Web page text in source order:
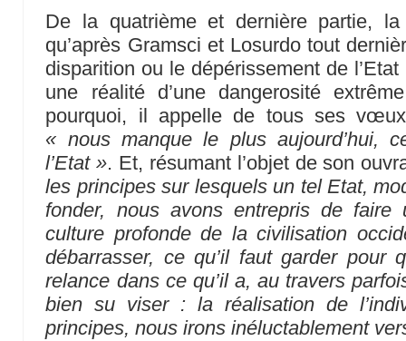
De la quatrième et dernière partie,
qu’après Gramsci et Losurdo tout
disparition ou le dépérissement de
une réalité d’une dangerosité
pourquoi, il appelle de tous ses
« nous manque le plus aujourd’hui,
l’Etat ». Et, résumant l’objet de son
les principes sur lesquels un tel Etat,
fonder, nous avons entrepris de
culture profonde de la civilisation
débarrasser, ce qu’il faut garder pour
relance dans ce qu’il a, au travers
bien su viser : la réalisation de
principes, nous irons inéluctablement